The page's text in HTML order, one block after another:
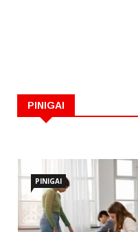
PINIGAI
PINIGAI